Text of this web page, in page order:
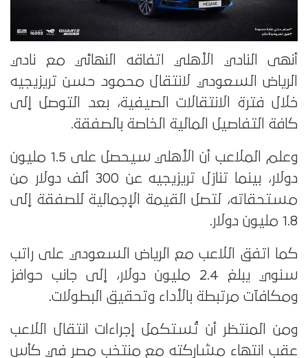
أنهى النادي الأهلي اتفاقه النهائي مع نادي
الرياض السعودي لانتقال محمود حسن تريزيجيه
خلال فترة الانتقالات الصيفية، بعد التوصل إلى
كافة التفاصيل المالية الخاصة بالصفقة.
وعلم الملاعب أن الأهلي سيحصل على 1.5 مليون
دولار، بينما تنازل تريزيجيه عن 300 ألف دولار من
مستحقاته، لتصل القيمة الإجمالية للصفقة إلى
1.8 مليون دولار.
كما اتفق اللاعب مع الرياض السعودي على راتب
سنوي يبلغ 2.4 مليون دولار، إلى جانب حوافز
ومكافآت مرتبطة بالأداء وتحقيق البطولات.
ومن المنتظر أن تُستكمل إجراءات انتقال اللاعب
عقب انتهاء مشاركته مع منتخب مصر في كأس